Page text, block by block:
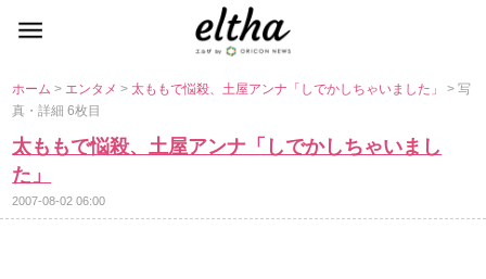
ホーム> エンタメ>太ももで悩殺、土屋アンナ「しでかしちゃいました」> 写
真・詳細 6枚目
太ももで悩殺、土屋アンナ「しでかしちゃいまし
た」
2007-08-02 06:00